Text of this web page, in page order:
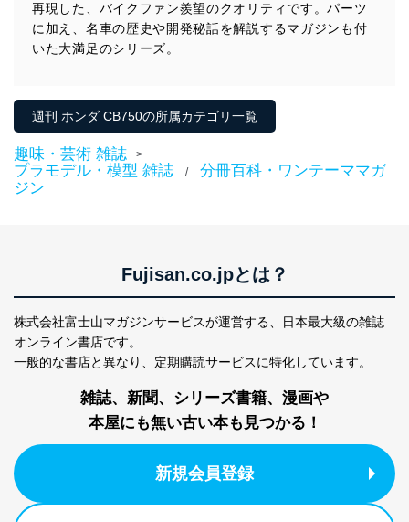
再現した、バイクファン羨望のクオリティです。パーツ
に加え、名車の歴史や開発秘話を解説するマガジンも付
いた大満足のシリーズ。
週刊 ホンダ CB750の所属カテゴリ一覧
趣味・芸術 雑誌 >
プラモデル・模型 雑誌 /
分冊百科・ワンテーママガ
ジン
Fujisan.co.jpとは？
株式会社富士山マガジンサービスが運営する、
日本最大級の雑誌
オンライン書店です。
一般的な書店と異なり、 定期購読サービスに特化しています。
雑誌、新聞、シリーズ書籍、漫画や
本屋にも無い古い本も見つかる！
新規会員登録